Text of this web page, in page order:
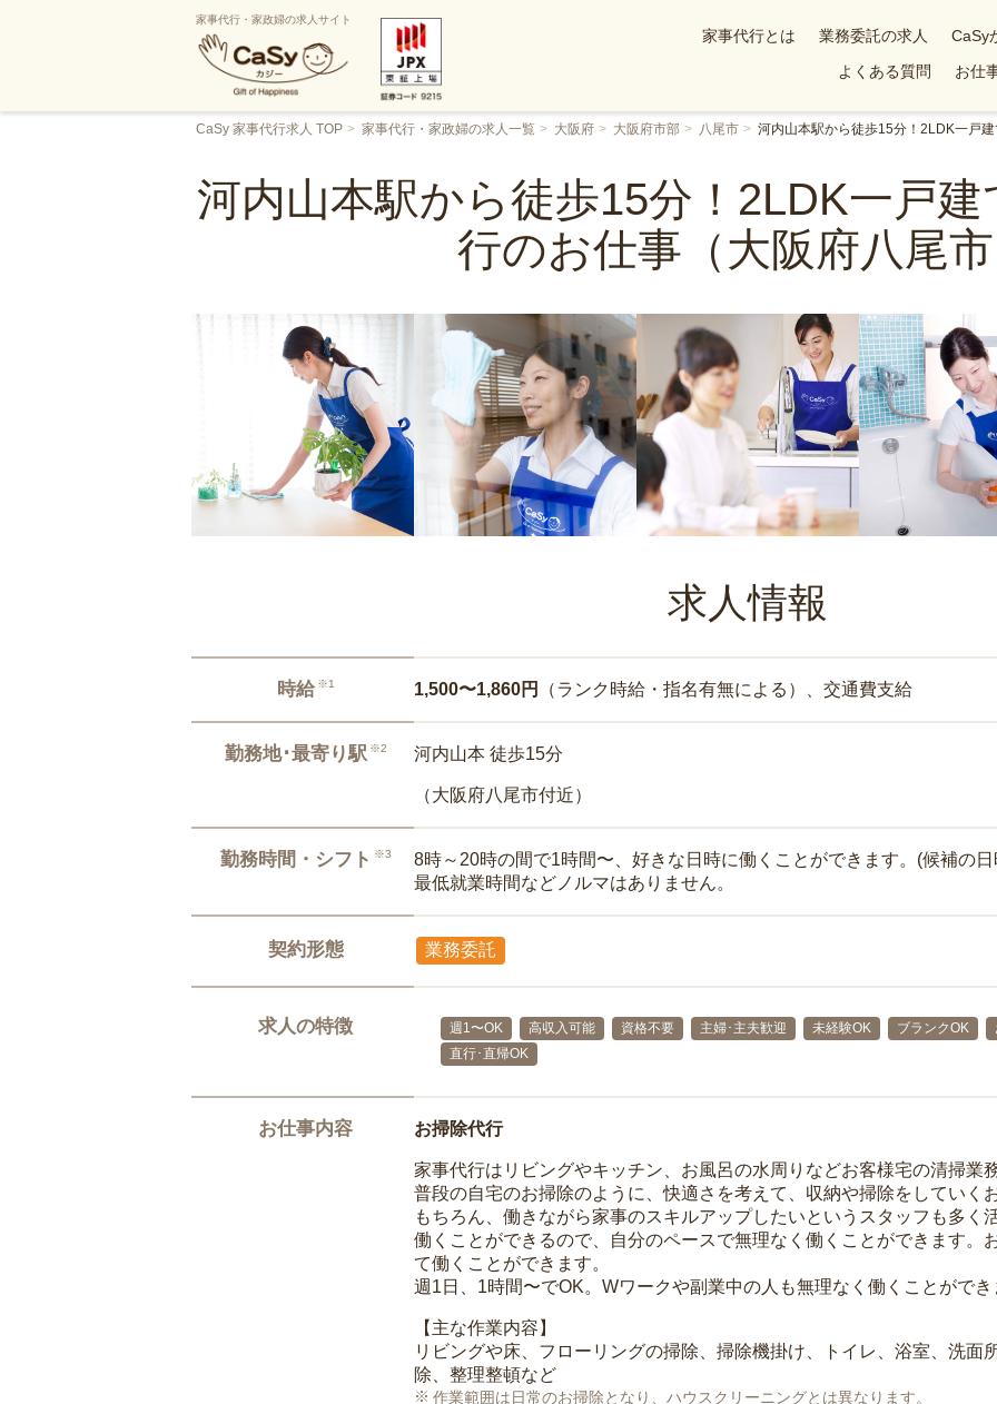
家事代行・家政婦の求人サイト
家事代行とは 業務委託の求人 CaSy
よくある質問
お仕
CaSy 家事代行求人 TOP 家事代行・家政婦の求人一覧 大阪府 大阪府市部 八尾市 河内山本駅から徒歩15分！2LDK一戸
河内山本駅から徒歩15分！2LDK一戸
行のお仕事（大阪府八尾市
求人情報
時給 ※1 1,500〜1,860円 （ランク時給・指名有無による）、交通費支給
勤務地･最寄り駅 ※2 河内山本 徒歩15分
（大阪府八尾市付近）
勤務時間・シフト ※3
8時～20時の間で1時間〜、好きな日時に働くことができます。(候補の
最低就業時間などノルマはありません。
契約形態 業務委託
求人の特徴 週1〜OK 高収入可能 資格不要 主婦･主夫歓迎 未経験OK ブランクOK
直行･直帰OK
お仕事内容 お掃除代行
家事代行はリビングやキッチン、お風呂の水周りなどお客様宅の清掃業務
普段の自宅のお掃除のように、快適さを考えて、収納や掃除をしていく
もちろん、働きながら家事のスキルアップしたいというスタッフも多く
働くことができるので、自分のペースで無理なく働くことができます。
て働くことができます。
週1日、1時間〜でOK。Wワークや副業中の人も無理なく働くことができ
【主な作業内容】
リビングや床、フローリングの掃除、掃除機掛け、トイレ、浴室、洗面
除、整理整頓など
作業範囲は日常のお掃除となり、ハウスクリーニングとは異なります。